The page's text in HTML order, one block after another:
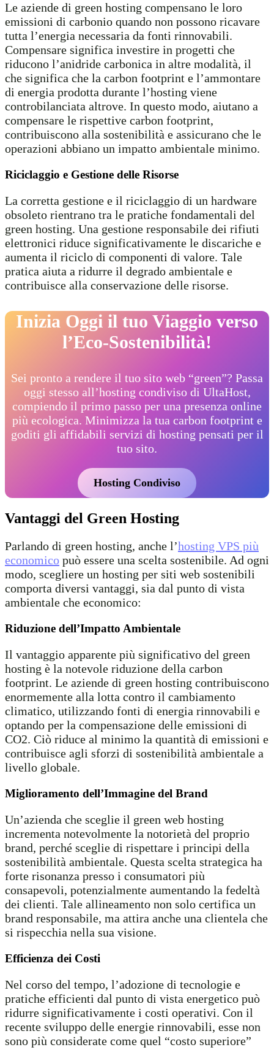
Le aziende di green hosting compensano le loro
emissioni di carbonio quando non possono ricavare
tutta l’energia necessaria da fonti rinnovabili.
Compensare significa investire in progetti che
riducono l’anidride carbonica in altre modalità, il
che significa che la carbon footprint e l’ammontare
di energia prodotta durante l’hosting viene
controbilanciata altrove. In questo modo, aiutano a
compensare le rispettive carbon footprint,
contribuiscono alla sostenibilità e assicurano che le
operazioni abbiano un impatto ambientale minimo.
Riciclaggio e Gestione delle Risorse
La corretta gestione e il riciclaggio di un hardware
obsoleto rientrano tra le pratiche fondamentali del
green hosting. Una gestione responsabile dei rifiuti
elettronici riduce significativamente le discariche e
aumenta il riciclo di componenti di valore. Tale
pratica aiuta a ridurre il degrado ambientale e
contribuisce alla conservazione delle risorse.
Inizia Oggi il tuo Viaggio verso
l’Eco-Sostenibilità!
Sei pronto a rendere il tuo sito web “green”? Passa
oggi stesso all’hosting condiviso di UltaHost,
compiendo il primo passo per una presenza online
più ecologica. Minimizza la tua carbon footprint e
goditi gli affidabili servizi di hosting pensati per il
tuo sito.
Hosting Condiviso
Vantaggi del Green Hosting
Parlando di green hosting, anche l’hosting VPS più
economico può essere una scelta sostenibile. Ad ogni
modo, scegliere un hosting per siti web sostenibili
comporta diversi vantaggi, sia dal punto di vista
ambientale che economico:
Riduzione dell’Impatto Ambientale
Il vantaggio apparente più significativo del green
hosting è la notevole riduzione della carbon
footprint. Le aziende di green hosting contribuiscono
enormemente alla lotta contro il cambiamento
climatico, utilizzando fonti di energia rinnovabili e
optando per la compensazione delle emissioni di
CO2. Ciò riduce al minimo la quantità di emissioni e
contribuisce agli sforzi di sostenibilità ambientale a
livello globale.
Miglioramento dell’Immagine del Brand
Un’azienda che sceglie il green web hosting
incrementa notevolmente la notorietà del proprio
brand, perché sceglie di rispettare i principi della
sostenibilità ambientale. Questa scelta strategica ha
forte risonanza presso i consumatori più
consapevoli, potenzialmente aumentando la fedeltà
dei clienti. Tale allineamento non solo certifica un
brand responsabile, ma attira anche una clientela che
si rispecchia nella sua visione.
Efficienza dei Costi
Nel corso del tempo, l’adozione di tecnologie e
pratiche efficienti dal punto di vista energetico può
ridurre significativamente i costi operativi. Con il
recente sviluppo delle energie rinnovabili, esse non
sono più considerate come quel “costo superiore”